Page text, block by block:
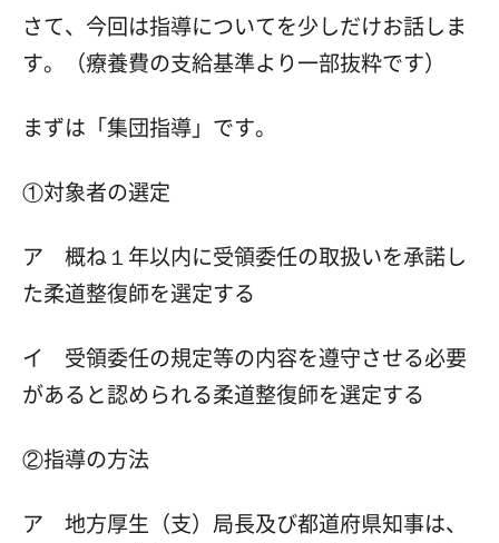
さて、今回は指導についてを少しだけお話しま
す。（療養費の支給基準より一部抜粋です）
まずは「集団指導」です。
①対象者の選定
ア 概ね１年以内に受領委任の取扱いを承諾し
た柔道整復師を選定する
イ 受領委任の規定等の内容を遵守させる必要
があると認められる柔道整復師を選定する
②指導の方法
ア 地方厚生（支）局長及び都道府県知事は、